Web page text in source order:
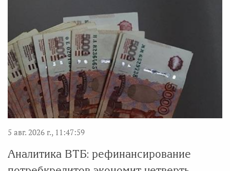
5 авг. 2026 г., 11:47:59
Аналитика ВТБ: рефинансирование